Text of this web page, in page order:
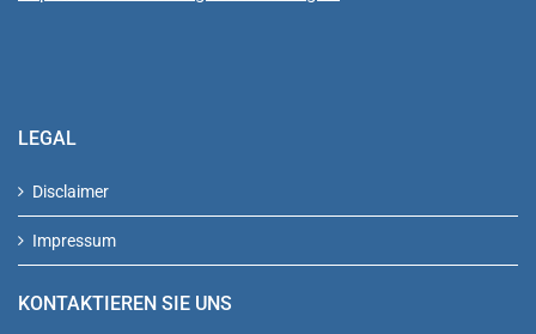
LEGAL
Disclaimer
Impressum
KONTAKTIEREN SIE UNS